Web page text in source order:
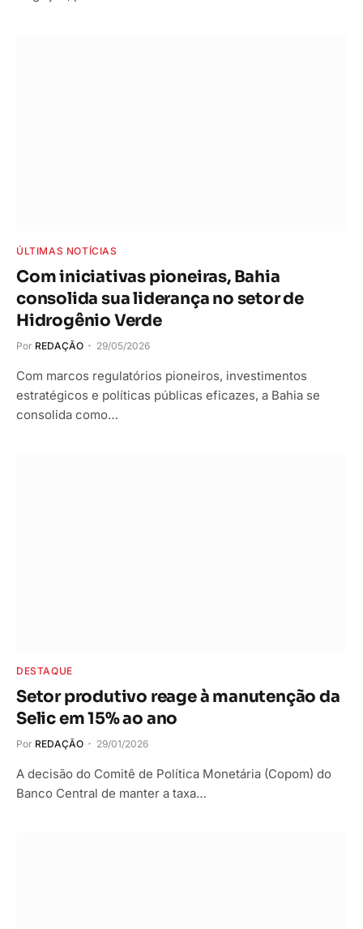
ÚLTIMAS NOTÍCIAS
Com iniciativas pioneiras, Bahia
consolida sua liderança no setor de
Hidrogênio Verde
Por REDAÇÃO 29/05/2026
Com marcos regulatórios pioneiros, investimentos
estratégicos e políticas públicas eficazes, a Bahia se
consolida como…
DESTAQUE
Setor produtivo reage à manutenção da
Selic em 15% ao ano
Por REDAÇÃO 29/01/2026
A decisão do Comitê de Política Monetária (Copom) do
Banco Central de manter a taxa…